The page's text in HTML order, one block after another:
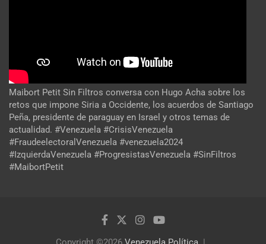
Maibort Petit Sin Filtros conversa con Hugo Acha sobre los
retos que impone Siria a Occidente, los acuerdos de Santiago
Peña, presidente de paraguay en Israel y otros temas de
actualidad. #Venezuela #CrisisVenezuela
#FraudeelectoralVenezuela #venezuela2024
#IzquierdaVenezuela #ProgresistasVenezuela #SinFiltros
#MaibortPetit